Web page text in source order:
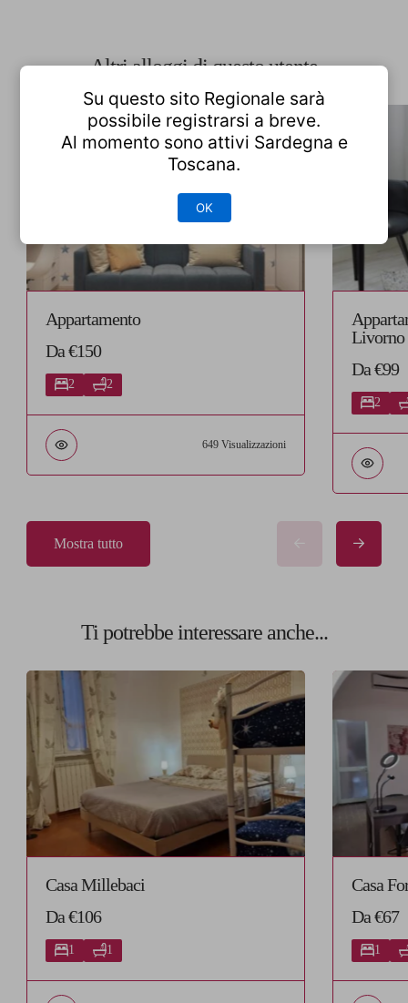
Altri alloggi di questo utente
Appartamento
Da €150
2 2
649 Visualizzazioni
Livorno
Da €99
2
Mostra tutto
Ti potrebbe interessare anche...
Casa Millebaci
Da €106
1 1
Casa
Da €67
1
Su questo sito Regionale sarà
possibile registrarsi a breve.
Al momento sono attivi Sardegna e
Toscana.
OK